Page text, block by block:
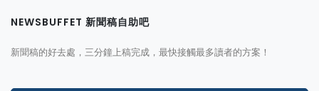
NEWSBUFFET 新聞稿自助吧
新聞稿的好去處，三分鐘上稿完成，最快接觸最多讀者的方案！